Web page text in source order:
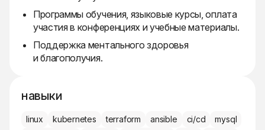
Программы обучения, языковые курсы, оплата
участия в конференциях и учебные материалы.
Поддержка ментального здоровья
и благополучия.
навыки
linux kubernetes terraform ansible ci/cd
mysql